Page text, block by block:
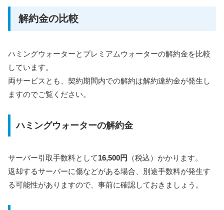
解約金の比較
ハミングウォーターとプレミアムウォーターの解約金を比較
しています。
両サービスとも、契約期間内での解約は解約違約金が発生し
ますのでご覧ください。
ハミングウォーターの解約金
サーバー引取手数料として16,500円
（税込）かかります。
返却するサーバーに傷などがある場合、別途手数料が発生す
る可能性がありますので、事前に確認しておきましょう。